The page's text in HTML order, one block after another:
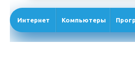
Интернет Компьютеры